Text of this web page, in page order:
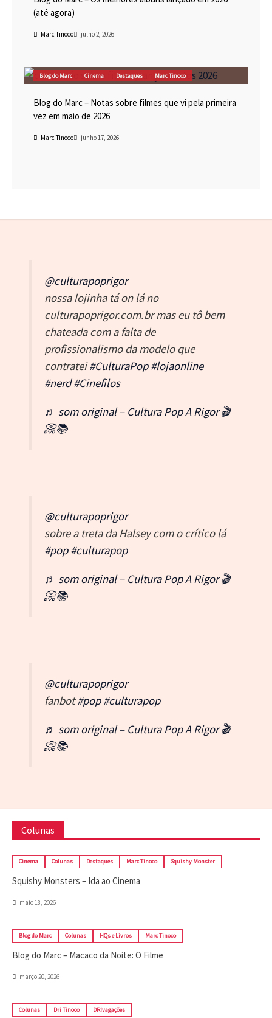
(até agora)
Marc Tinoco julho 2, 2026
Blog do Marc Cinema Destaques Marc Tinoco
Blog do Marc – Notas sobre filmes que vi pela primeira
vez em maio de 2026
Marc Tinoco junho 17, 2026
@culturapoprigor
nossa lojinha tá on lá no
culturapoprigor.com.br mas eu tô bem
chateada com a falta de
profissionalismo da modelo que
contratei#CulturaPop #lojaonline
#nerd #Cinefilos
♬ som original – Cultura Pop A Rigor 🎬
📀📚
@culturapoprigor
sobre a treta da Halsey com o crítico lá
#pop #culturapop
♬ som original – Cultura Pop A Rigor 🎬
📀📚
@culturapoprigor
fanbot#pop #culturapop
♬ som original – Cultura Pop A Rigor 🎬
📀📚
Colunas
Cinema Colunas Destaques Marc Tinoco Squishy Monster
Squishy Monsters – Ida ao Cinema
maio 18, 2026
Blog do Marc Colunas HQs e Livros Marc Tinoco
Blog do Marc – Macaco da Noite: O Filme
março 20, 2026
Colunas Dri Tinoco DRIvagações